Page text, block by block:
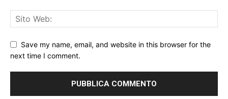
Save my name, email, and website in this browser for the
next time I comment.